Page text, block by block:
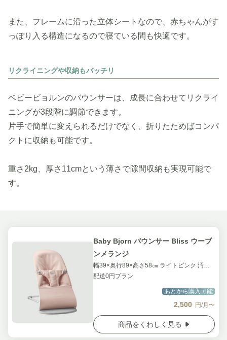
また、フレームに沿った立体シートなので、赤ちゃんがす
っぽり入る構造になるので寝ている間も快適です。
リクライニングや収納もバッチリ
ベビービョルンのバウンサーは、成長に合わせてリクライ
ニングが3段階に調節できます。
片手で簡単に変えられるだけでなく、折りたためばコンパ
クトに収納も可能です。
重さ2kg、厚さ11cmという薄さで隙間収納も実現可能で
す。
Baby Bjorn バウンサー Bliss ウーブ
ンメランジ
幅39×奥行89×高さ58㎝ ライトピンク 汚損補償 付き
配送0円プラン
あとから購入可能
2,500 円/月〜
商品をくわしく見る